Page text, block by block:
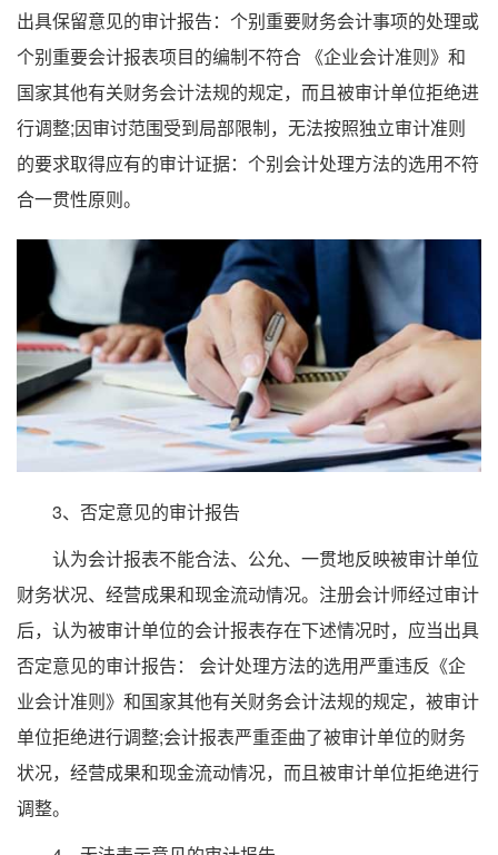
出具保留意见的审计报告：个别重要财务会计事项的处理或
个别重要会计报表项目的编制不符合 《企业会计准则》和
国家其他有关财务会计法规的规定，而且被审计单位拒绝进
行调整;因审讨范围受到局部限制，无法按照独立审计准则
的要求取得应有的审计证据：个别会计处理方法的选用不符
合一贯性原则。
3、否定意见的审计报告
认为会计报表不能合法、公允、一贯地反映被审计单位
财务状况、经营成果和现金流动情况。注册会计师经过审计
后，认为被审计单位的会计报表存在下述情况时，应当出具
否定意见的审计报告： 会计处理方法的选用严重违反《企
业会计准则》和国家其他有关财务会计法规的规定，被审计
单位拒绝进行调整;会计报表严重歪曲了被审计单位的财务
状况，经营成果和现金流动情况，而且被审计单位拒绝进行
调整。